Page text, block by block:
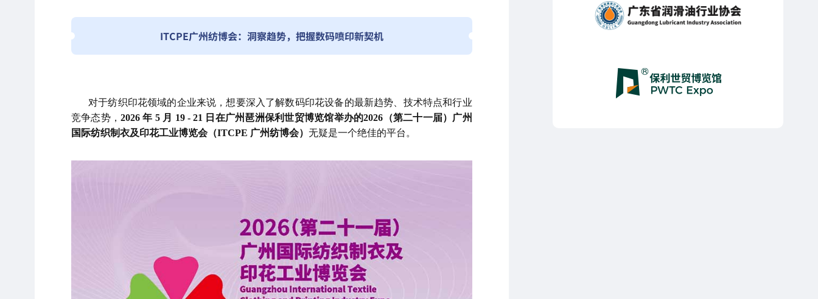
ITCPE广州纺博会：洞察趋势，把握数码喷印新契机
对于纺织印花领域的企业来说，想要深入了解数码印花设备的最新趋势、技术特点和行业
竞争态势，2026 年 5 月 19 - 21 日在广州琶洲保利世贸博览馆举办的2026（第二十一届）广州
国际纺织制衣及印花工业博览会（ITCPE 广州纺博会） 无疑是一个绝佳的平台。